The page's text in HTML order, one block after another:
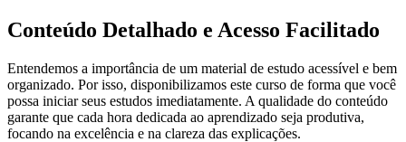
Conteúdo Detalhado e Acesso Facilitado
Entendemos a importância de um material de estudo acessível e bem
organizado. Por isso, disponibilizamos este curso de forma que você
possa iniciar seus estudos imediatamente. A qualidade do conteúdo
garante que cada hora dedicada ao aprendizado seja produtiva,
focando na excelência e na clareza das explicações.